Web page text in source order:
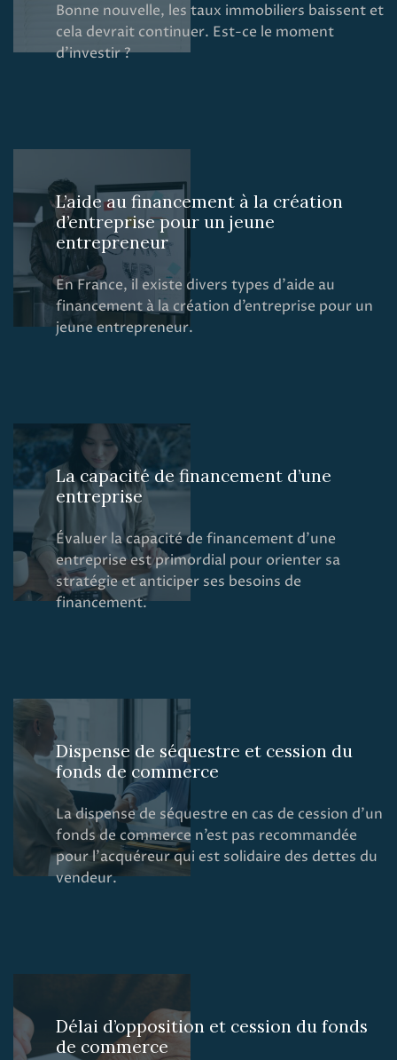
Bonne nouvelle, les taux immobiliers baissent et
cela devrait continuer. Est-ce le moment
d’investir ?
L’aide au financement à la création
d’entreprise pour un jeune
entrepreneur
En France, il existe divers types d’aide au
financement à la création d’entreprise pour un
jeune entrepreneur.
La capacité de financement d’une
entreprise
Évaluer la capacité de financement d’une
entreprise est primordial pour orienter sa
stratégie et anticiper ses besoins de
financement.
Dispense de séquestre et cession du
fonds de commerce
La dispense de séquestre en cas de cession d’un
fonds de commerce n’est pas recommandée
pour l’acquéreur qui est solidaire des dettes du
vendeur.
Délai d’opposition et cession du fonds
de commerce